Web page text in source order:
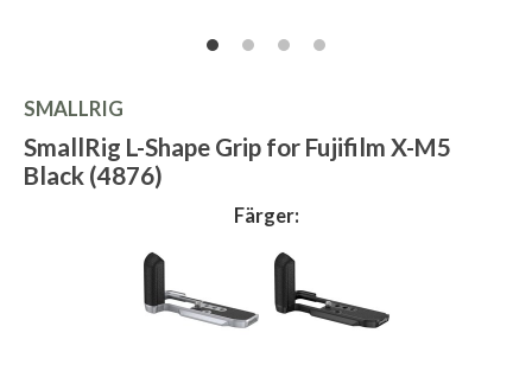
SMALLRIG
SmallRig L-Shape Grip for Fujifilm X-M5
Black (4876)
Färger: